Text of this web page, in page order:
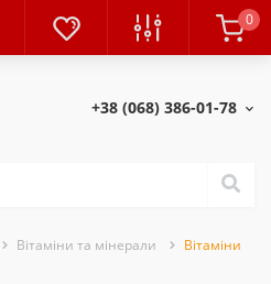
0
+38 (068) 386-01-78
Вітаміни та мінерали
Вітаміни